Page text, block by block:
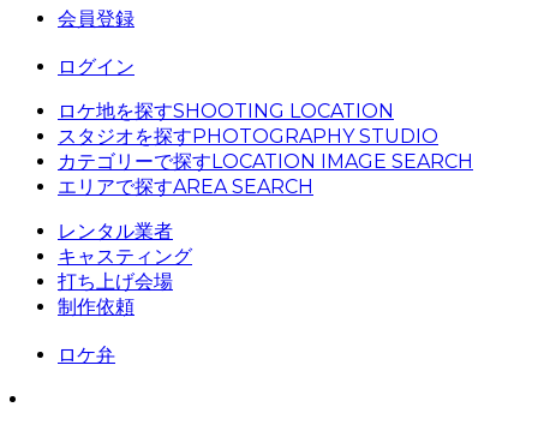
会員登録
ログイン
ロケ地を探すSHOOTING LOCATION
スタジオを探すPHOTOGRAPHY STUDIO
カテゴリーで探すLOCATION IMAGE SEARCH
エリアで探すAREA SEARCH
レンタル業者
キャスティング
打ち上げ会場
制作依頼
ロケ弁